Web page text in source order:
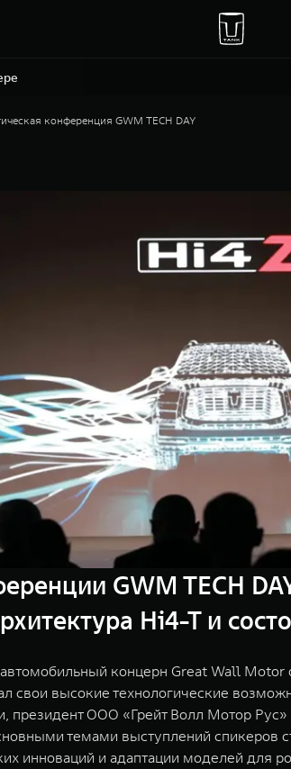
конференция GWM TECH DAY
GWM TECH
Hi4-T и
концерн Great Wall
свои высокие технологические
ООО «Грейт Волл Мотор
темами выступлений спикеров
инноваций и адаптации моделей для